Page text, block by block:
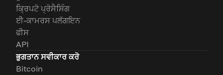
ਕ੍ਰਿਪਟੋ ਪ੍ਰੋਸੈਸਿੰਗ
ਈ-ਕਾਮਰਸ ਪਲੱਗਇਨ
ਫੀਸ
API
ਭੁਗਤਾਨ ਸਵੀਕਾਰ ਕਰੋ
Bitcoin